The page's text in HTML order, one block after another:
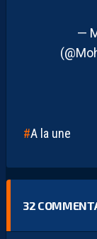
—
A la une
32